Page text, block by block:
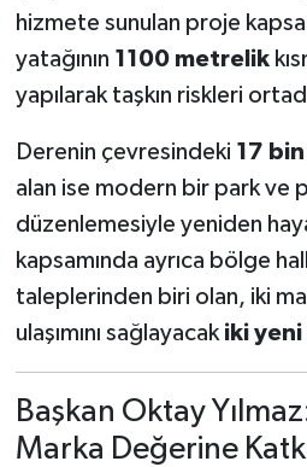
hizmete sunulan proje
yatağının 1100 metrelik
yapılarak taşkın riskleri
Derenin çevresindeki 17
alan ise modern bir park ve
düzenlemesiyle yeniden
kapsamında ayrıca bölge
taleplerinden biri olan, iki
ulaşımını sağlayacak iki
Başkan Oktay Yılmaz:
Marka Değerine